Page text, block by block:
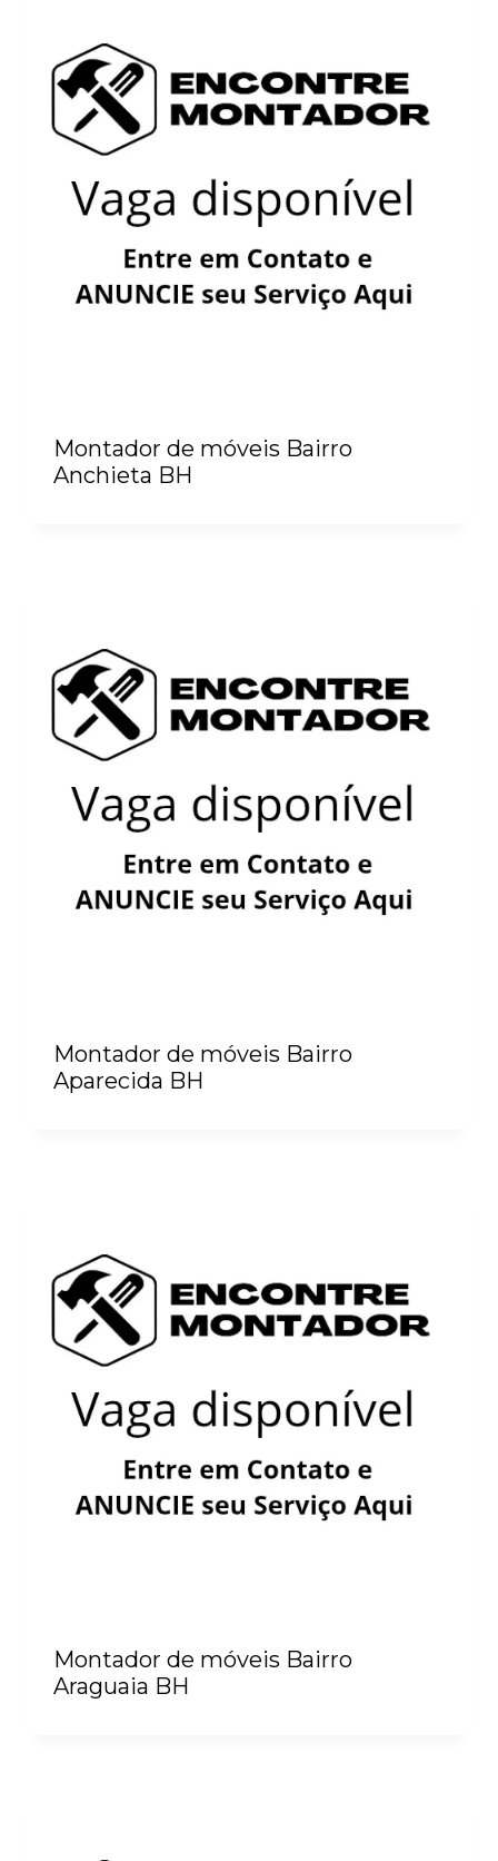
Montador de móveis Bairro
Anchieta BH
Montador de móveis Bairro
Aparecida BH
Montador de móveis Bairro
Araguaia BH